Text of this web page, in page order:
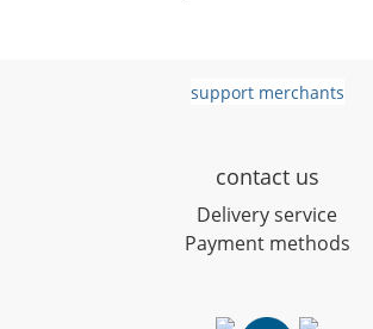
support merchants
contact us
Delivery service
Payment methods